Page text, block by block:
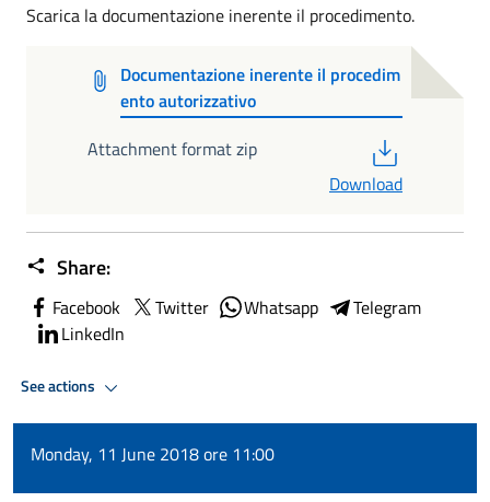
Scarica la documentazione inerente il procedimento.
Documentazione inerente il procedim
ento autorizzativo
Attachment format zip
Download
Share:
Facebook Twitter Whatsapp
Telegram
LinkedIn
See actions
Monday, 11 June 2018 ore 11:00